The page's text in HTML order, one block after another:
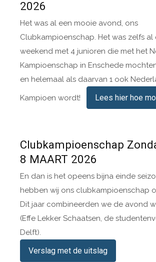
2026
Het was al een mooie avond, ons
Clubkampioenschap. Het was zelfs al
weekend met 4 junioren die met het
Kampioenschap in Enschede
en helemaal als daarvan 1 ook
Kampioen wordt! Lees hier hoe
Clubkampioenschap
8 MAART 2026
En dan is het opeens bijna einde
hebben wij ons clubkampioenschap
Dit jaar combineerden we de avond
(Effe Lekker Schaatsen, de
Delft).
Verslag met de uitslag